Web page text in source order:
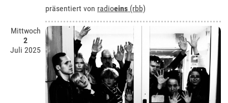
präsentiert von radioeins (rbb)
Mittwoch
2
Juli 2025